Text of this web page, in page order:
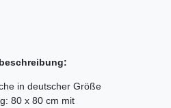
in deutscher Größe
80 x 80 cm mit